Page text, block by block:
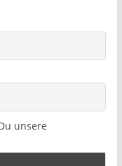
unsere